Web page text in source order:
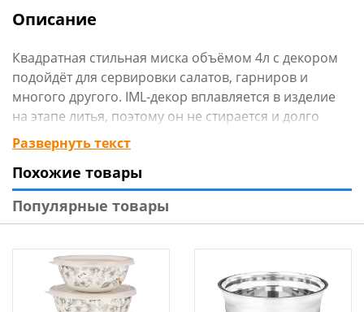
Описание
Квадратная стильная миска объёмом 4л с декором
подойдёт для сервировки салатов, гарниров и
многого другого. IML-декор вплавляется в изделие
на этапе литья, поэтому он не стирается и долго
радует глаз. Для производства используется
безопасный полипропилен, который подходит для
СВЧ и не содержит бисфенола А.
Развернуть текст
Похожие товары
Популярные товары